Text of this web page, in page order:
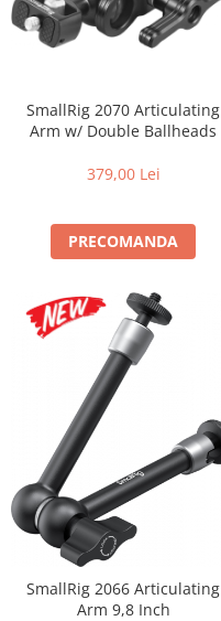
Vizor
Accesorii diverse
SmallRig 2070 Articulating
Arm w/ Double Ballheads
379,00 Lei
PRECOMANDA
SmallRig 2066 Articulating
Arm 9,8 Inch